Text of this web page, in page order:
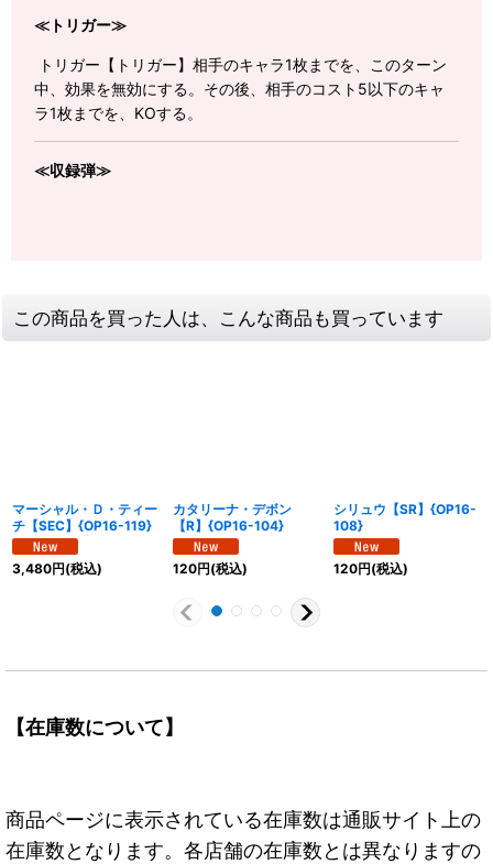
≪トリガー≫
トリガー【トリガー】相手のキャラ1枚までを、このターン
中、効果を無効にする。その後、相手のコスト5以下のキャ
ラ1枚までを、KOする。
≪収録弾≫
この商品を買った人は、こんな商品も買っています
マーシャル・Ｄ・ティー
チ【SEC】{OP16-119}
3,480円(税込)
カタリーナ・デボン
【R】{OP16-104}
120円(税込)
シリュウ【SR】{OP16-
108}
120円(税込)
【在庫数について】
商品ページに表示されている在庫数は通販サイト上の
在庫数となります。各店舗の在庫数とは異なりますの